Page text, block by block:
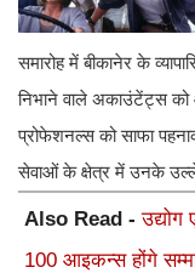
समारोह में बीकानेर के
निभाने वाले अकाउंटेंट्स को
प्रोफेशनल्स को साफा
सेवाओं के क्षेत्र में उनके
Also Read -उद्योग
100 आइकन्स होंगे